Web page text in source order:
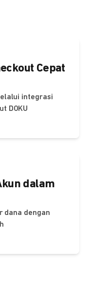
Cepat
integrasi
DOKU
dalam
dana dengan